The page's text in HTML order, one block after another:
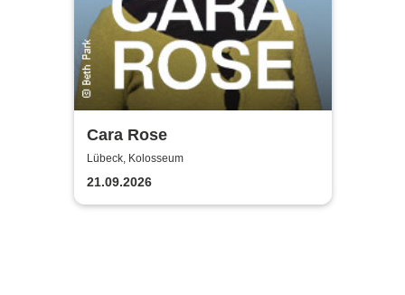
Cara Rose
Lübeck, Kolosseum
21.09.2026